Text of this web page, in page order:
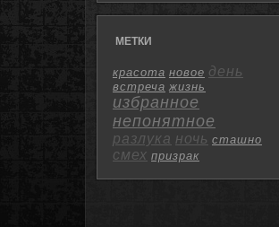
МЕТКИ
красота новое день
встреча жизнь
избранное
непонятное
разлука ночь сташно
смех призрак